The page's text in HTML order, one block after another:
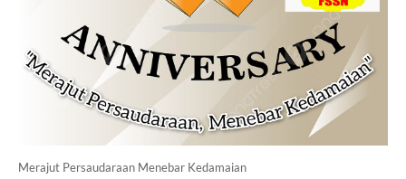
Merajut Persaudaraan Menebar Kedamaian